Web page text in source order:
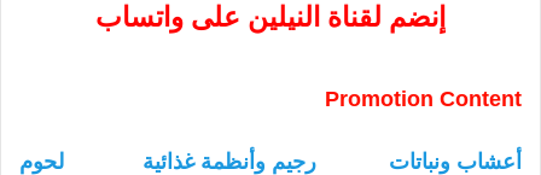
إنضم لقناة النيلين على واتساب
Promotion Content
أعشاب ونباتات رجيم وأنظمة غذائية
لحوم